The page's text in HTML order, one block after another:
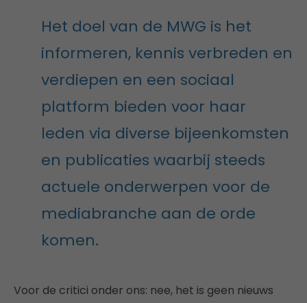
Het doel van de MWG is het
informeren, kennis verbreden en
verdiepen en een sociaal
platform bieden voor haar
leden via diverse bijeenkomsten
en publicaties waarbij steeds
actuele onderwerpen voor de
mediabranche aan de orde
komen.
Voor de critici onder ons: nee, het is geen nieuws